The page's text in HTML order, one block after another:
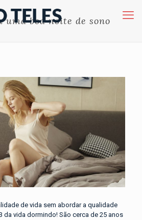
uma boa noite de sono
de vida sem abordar a qualidade
da vida dormindo! São cerca de 25 anos